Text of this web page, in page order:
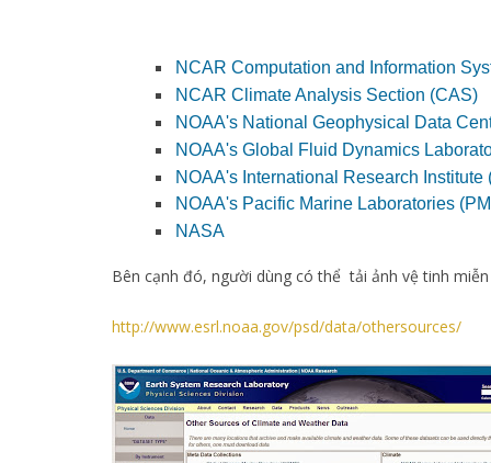
NCAR Computation and Information
NCAR Climate Analysis Section (CAS)
NOAA's National Geophysical Data
NOAA's Global Fluid Dynamics
NOAA's International Research Institute
NOAA's Pacific Marine Laboratories
NASA
Bên cạnh đó, người dùng có thể tải ảnh vệ tinh
http://www.esrl.noaa.gov/psd/data/othersources/